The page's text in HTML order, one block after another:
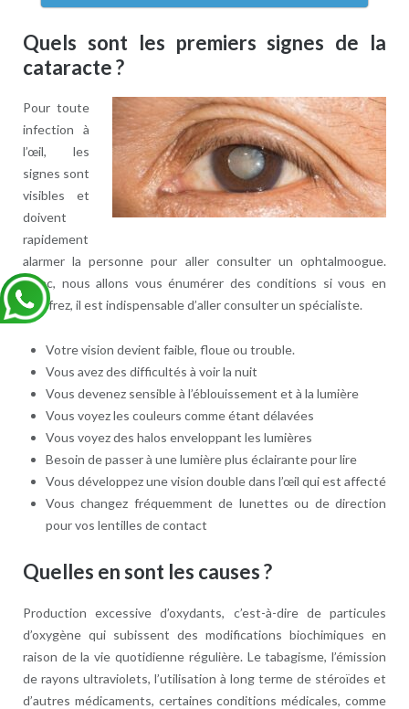
Quels sont les premiers signes de la
cataracte ?
Pour toute
infection à
l’œil, les
signes sont
visibles et
doivent
rapidement
alarmer la personne pour aller consulter un ophtalmoogue.
Donc, nous allons vous énumérer des conditions si vous en
souffrez, il est indispensable d’aller consulter un spécialiste.
Votre vision devient faible, floue ou trouble.
Vous avez des difficultés à voir la nuit
Vous devenez sensible à l’éblouissement et à la lumière
Vous voyez les couleurs comme étant délavées
Vous voyez des halos enveloppant les lumières
Besoin de passer à une lumière plus éclairante pour lire
Vous développez une vision double dans l’œil qui est affecté
Vous changez fréquemment de lunettes ou de direction
pour vos lentilles de contact
Quelles en sont les causes ?
Production excessive d’oxydants, c’est-à-dire de particules
d’oxygène qui subissent des modifications biochimiques en
raison de la vie quotidienne régulière. Le tabagisme, l’émission
de rayons ultraviolets, l’utilisation à long terme de stéroïdes et
d’autres médicaments, certaines conditions médicales, comme